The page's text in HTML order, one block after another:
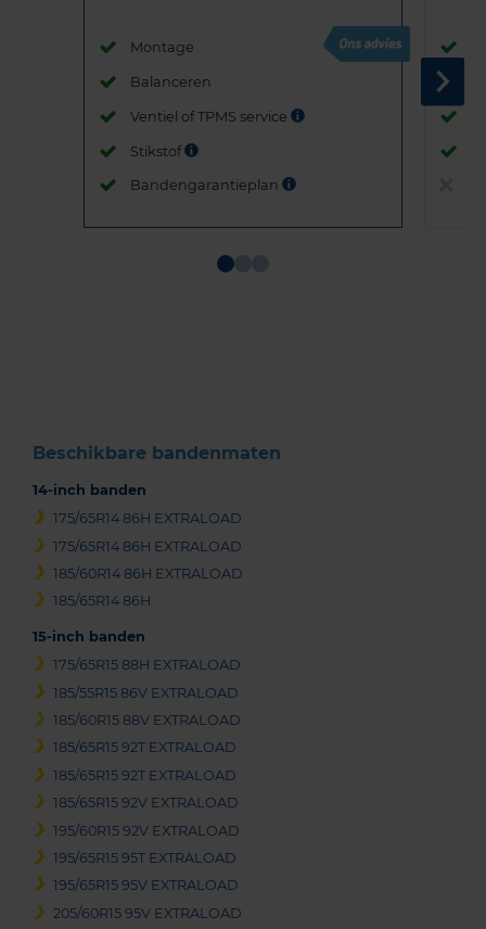
Montage
Balanceren
Ventiel of TPMS service
Stikstof
Bandengarantieplan
Beschikbare bandenmaten
14-inch banden
175/65R14 86H EXTRALOAD
175/65R14 86H EXTRALOAD
185/60R14 86H EXTRALOAD
185/65R14 86H
15-inch banden
175/65R15 88H EXTRALOAD
185/55R15 86V EXTRALOAD
185/60R15 88V EXTRALOAD
185/65R15 92T EXTRALOAD
185/65R15 92T EXTRALOAD
185/65R15 92V EXTRALOAD
195/60R15 92V EXTRALOAD
195/65R15 95T EXTRALOAD
195/65R15 95V EXTRALOAD
205/60R15 95V EXTRALOAD